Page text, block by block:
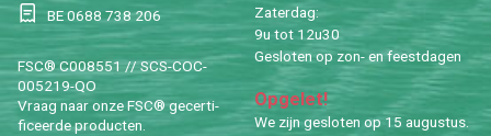
BE 0688 738 206
FSC® C008551 // SCS-COC-
005219-QO
Vraag naar onze FSC® ge­cer­ti­
fi­ceer­de pro­duc­ten.
Za­ter­dag:
9u tot 12u30
Ge­slo­ten op zon- en feest­da­gen
Op­ge­let!
We zijn ge­slo­ten op 15 au­gus­tus.